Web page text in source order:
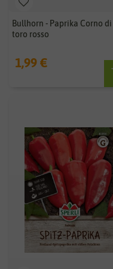
Bullhorn - Paprika Corno di
toro rosso
1,99 €